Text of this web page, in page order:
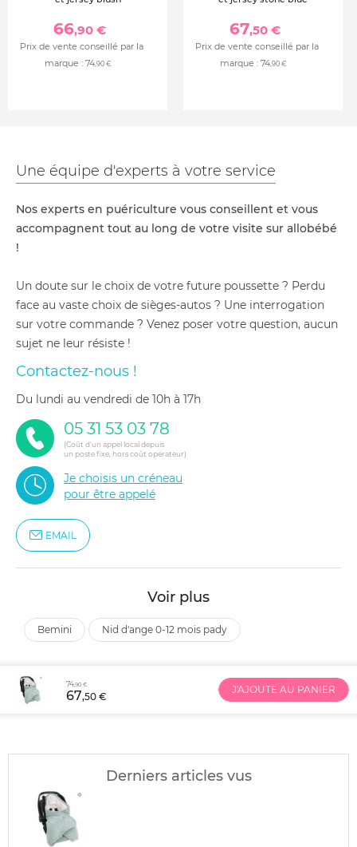
66,90 €
Prix de vente conseillé par la
marque : 74,90 €
67,50 €
Prix de vente conseillé par la
marque : 74,90 €
Une équipe d'experts à votre service
Nos experts en puériculture vous conseillent et vous
accompagnent tout au long de votre visite sur allobébé
!
Un doute sur le choix de votre future poussette ? Perdu
face au vaste choix de sièges-autos ? Une interrogation
sur votre commande ? Venez poser votre question, aucun
sujet ne leur résiste !
Contactez-nous !
du lundi au vendredi de 10h à 17h
05 31 53 03 78
(Coût d'un appel local depuis
un poste fixe, hors coût opérateur)
Je choisis un créneau
pour être appelé
EMAIL
Voir plus
bemini nid d'ange 0-12 mois pady
74,90 €
67,50 €
J'AJOUTE AU PANIER
Derniers articles vus